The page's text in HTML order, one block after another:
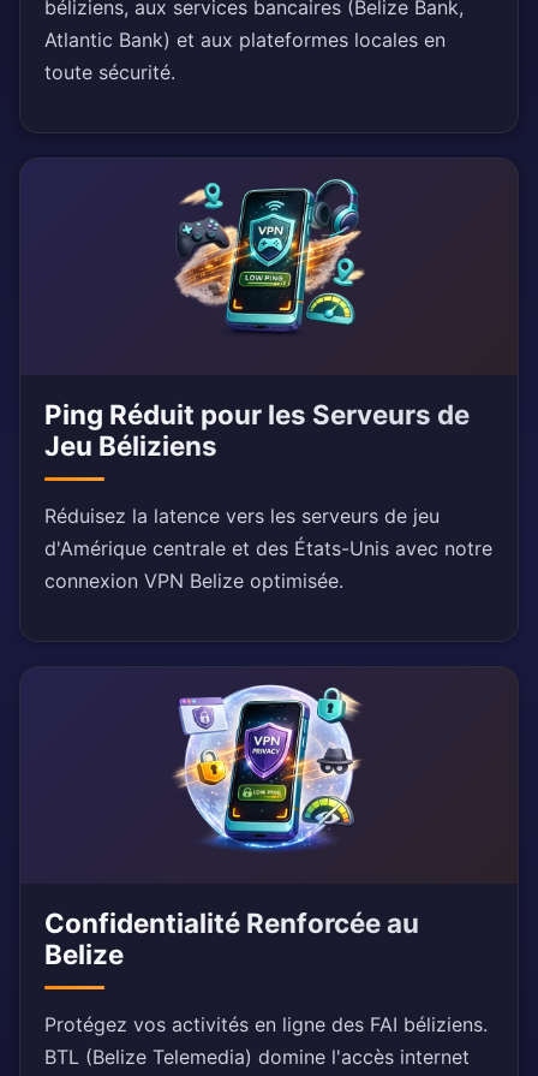
béliziens, aux services bancaires (Belize Bank,
Atlantic Bank) et aux plateformes locales en
toute sécurité.
Ping Réduit pour les Serveurs de
Jeu Béliziens
Réduisez la latence vers les serveurs de jeu
d'Amérique centrale et des États-Unis avec notre
connexion VPN Belize optimisée.
Confidentialité Renforcée au
Belize
Protégez vos activités en ligne des FAI béliziens.
BTL (Belize Telemedia) domine l'accès internet